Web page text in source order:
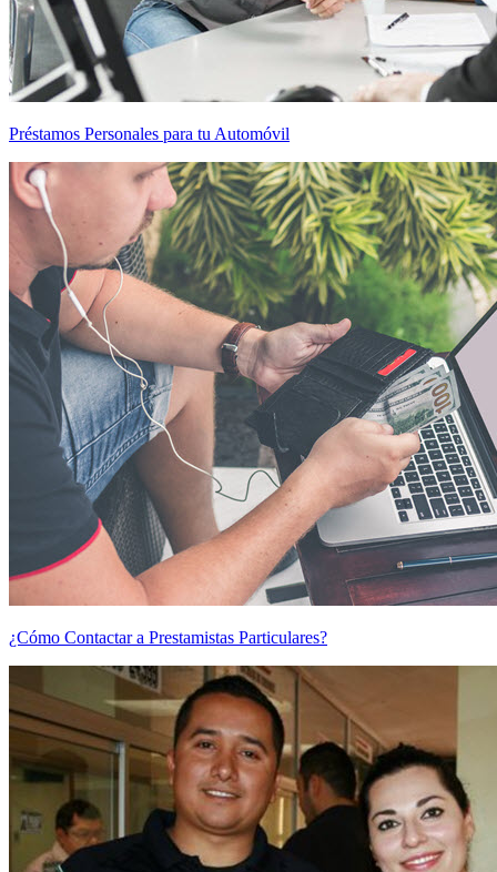
Préstamos Personales para tu Automóvil
¿Cómo Contactar a Prestamistas Particulares?